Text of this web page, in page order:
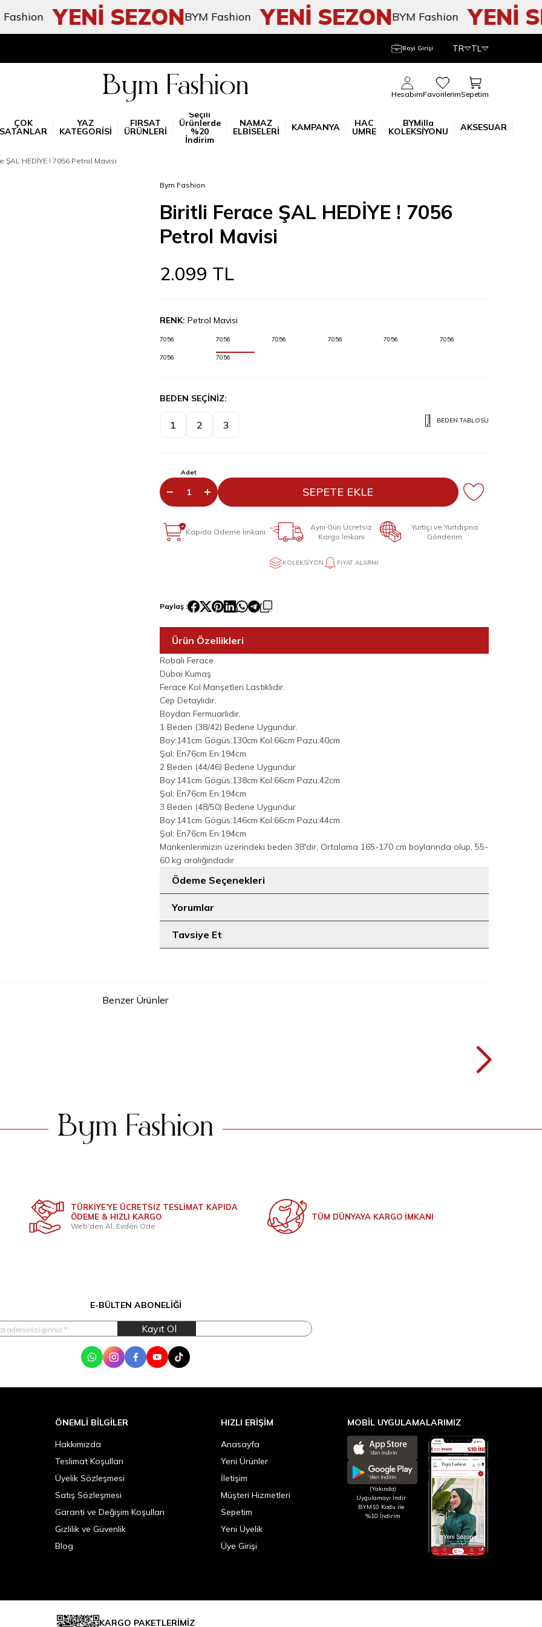
YENİ SEZONBYM Fashion YENİ SEZONBYM Fashion YENİ
Bayi Girişi TR TL
HesabımFavorilerimSepetim
ÇOK
SATANLAR
YAZ
KATEGORİSİ
FIRSAT
ÜRÜNLERİ
Seçili
Ürünlerde
%20
İndirim
NAMAZ
ELBİSELERİ KAMPANYA HAC
UMRE
BYMilla
KOLEKSİYONU AKSESUAR
ŞAL HEDİYE ! 7056 Petrol Mavisi
Bym Fashion
Biritli Ferace ŞAL HEDİYE ! 7056
Petrol Mavisi
2.099 TL
RENK: Petrol Mavisi
7056 7056 7056 7056 7056 7056
7056 7056
BEDEN SEÇİNİZ:
1 2 3 BEDEN TABLOSU
Adet
SEPETE EKLE
Kapıda Ödeme İmkanı
Aynı Gün Ücretsiz
Kargo İmkanı
Yurtiçi ve Yurtdışına
Gönderim
KOLEKSIYON FIYAT ALARMI
Paylaş :
Ürün Özellikleri
Robalı Ferace
Dubai Kumaş
Ferace Kol Manşetleri Lastiklidir.
Cep Detaylıdır.
Boydan Fermuarlıdır.
1 Beden (38/42) Bedene Uygundur.
Boy:141cm Gögüs:130cm Kol:66cm Pazu:40cm
Şal: En76cm En:194cm
2 Beden (44/46) Bedene Uygundur
Boy:141cm Gögüs:138cm Kol:66cm Pazu:42cm
Şal: En76cm En:194cm
3 Beden (48/50) Bedene Uygundur
Boy:141cm Gögüs:146cm Kol:66cm Pazu:44cm
Şal: En76cm En:194cm
Mankenlerimizin üzerindeki beden 38'dir, Ortalama 165-170 cm boylarında olup, 55-
60 kg aralığındadır
Ödeme Seçenekleri
Yorumlar
Tavsiye Et
Benzer Ürünler
7
TÜRKİYE’YE ÜCRETSİZ TESLİMAT KAPIDA
ÖDEME & HIZLI KARGO
Web’den Al, Evden Öde
TÜM DÜNYAYA KARGO İMKANI
E-BÜLTEN ABONELIĞI
Kayıt Ol
WhatsAppInstagramFacebookYoutubeTik Tok
ÖNEMLI BILGILER
Hakkımızda
Teslimat Koşulları
Üyelik Sözleşmesi
Satış Sözleşmesi
Garanti ve Değişim Koşulları
Gizlilik ve Güvenlik
Blog
HIZLI ERIŞIM
Anasayfa
Yeni Ürünler
İletişim
Müşteri Hizmetleri
Sepetim
Yeni Üyelik
Üye Girişi
MOBİL UYGULAMALARIMIZ
(Yakında)
Uygulamayı İndir
BYM10 Kodu ile
%10 İndirim
KARGO PAKETLERİMİZ